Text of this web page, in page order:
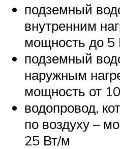
подземный
внутренним
мощность до 5
подземный
наружным
мощность от
водопровод,
по воздуху –
25 Вт/м